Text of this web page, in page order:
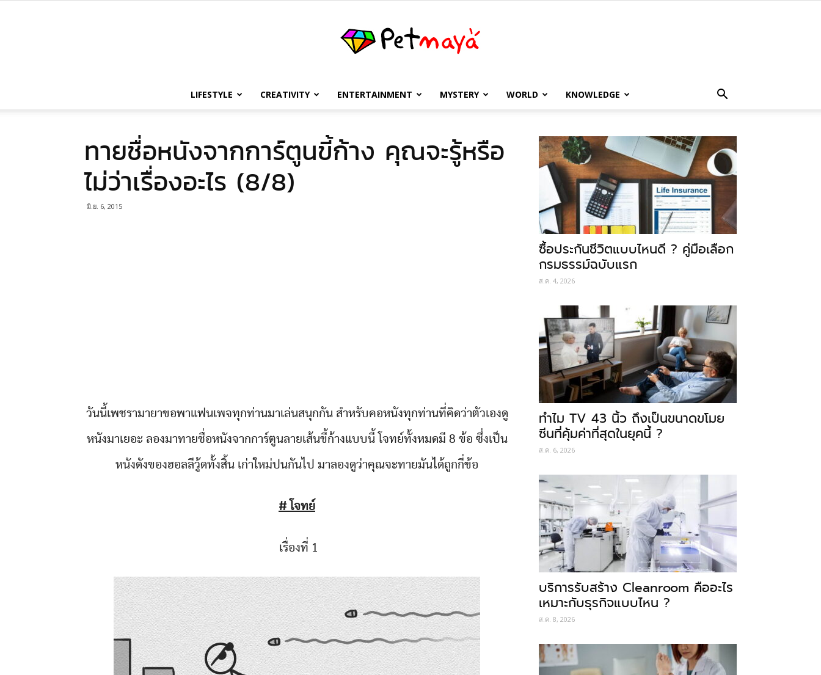
เพชร
LIFESTYLE CREATIVITY ENTERTAINMENT MYSTERY WORLD KNOWLEDGE
ทายชื่อหนังจากการ์ตูนขี้ก้าง คุณจะรู้หรือ
ไม่ว่าเรื่องอะไร (8/8)
มิ.ย. 6, 2015
วันนี้เพชรามายาขอพาแฟนเพจทุกท่านมาเล่นสนุกกัน สำหรับคอหนังทุกท่านที่คิดว่าตัวเองดู
หนังมาเยอะ ลองมาทายชื่อหนังจากการ์ตูนลายเส้นขี้ก้างแบบนี้ โจทย์ทั้งหมดมี 8 ข้อ ซึ่งเป็น
หนังดังของฮอลลีวู้ดทั้งสิ้น เก่าใหม่ปนกันไป มาลองดูว่าคุณจะทายมันได้ถูกกี่ข้อ
# โจทย์
เรื่องที่ 1
ซื้อประกันชีวิตแบบไหนดี ? คู่มือเลือก
กรมธรรม์ฉบับแรก
ส.ค. 4, 2026
ทำไม TV 43 นิ้ว ถึงเป็นขนาดขโมย
ซีนที่คุ้มค่าที่สุดในยุคนี้ ?
ส.ค. 6, 2026
บริการรับสร้าง Cleanroom คืออะไร
เหมาะกับธุรกิจแบบไหน ?
ส.ค. 8, 2026